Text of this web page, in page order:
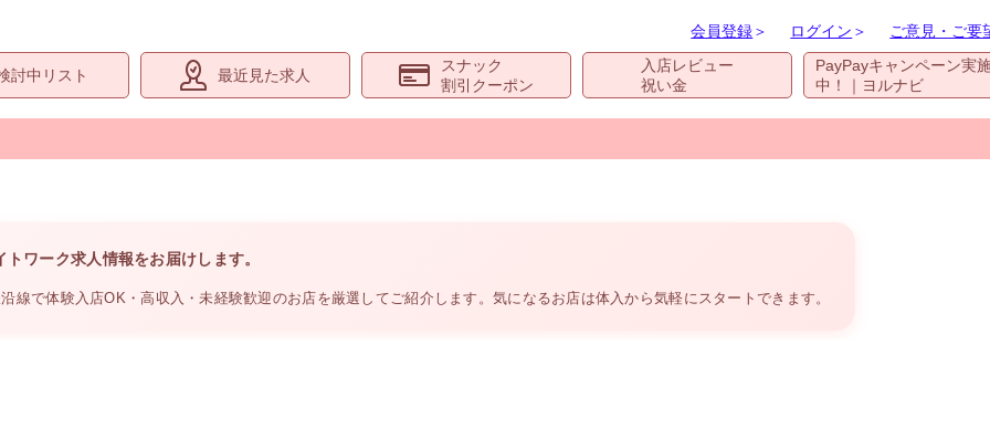
会員登録＞ ログイン ＞ ご意見・ご要
討中リスト 最近見た求人
スナック
割引クーポン
入店レビュー
祝い金
PayPayキャンペーン実
中！｜ヨルナビ
トワーク求人情報をお届けします。
線で体験入店OK・高収入・未経験歓迎のお店を厳選してご紹介します。気になるお店は体入から気軽にスタートできます。